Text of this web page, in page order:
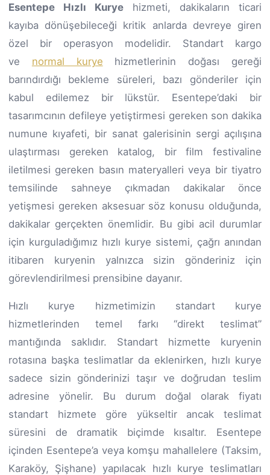
Esentepe Hızlı Kurye hizmeti, dakikaların ticari
kayıba dönüşebileceği kritik anlarda devreye giren
özel bir operasyon modelidir. Standart kargo
ve normal kurye hizmetlerinin doğası gereği
barındırdığı bekleme süreleri, bazı gönderiler için
kabul edilemez bir lükstür. Esentepe’daki bir
tasarımcının defileye yetiştirmesi gereken son dakika
numune kıyafeti, bir sanat galerisinin sergi açılışına
ulaştırması gereken katalog, bir film festivaline
iletilmesi gereken basın materyalleri veya bir tiyatro
temsilinde sahneye çıkmadan dakikalar önce
yetişmesi gereken aksesuar söz konusu olduğunda,
dakikalar gerçekten önemlidir. Bu gibi acil durumlar
için kurguladığımız hızlı kurye sistemi, çağrı anından
itibaren kuryenin yalnızca sizin gönderiniz için
görevlendirilmesi prensibine dayanır.
Hızlı kurye hizmetimizin standart kurye
hizmetlerinden temel farkı “direkt teslimat”
mantığında saklıdır. Standart hizmette kuryenin
rotasına başka teslimatlar da eklenirken, hızlı kurye
sadece sizin gönderinizi taşır ve doğrudan teslim
adresine yönelir. Bu durum doğal olarak fiyatı
standart hizmete göre yükseltir ancak teslimat
süresini de dramatik biçimde kısaltır. Esentepe
içinden Esentepe’a veya komşu mahallelere (Taksim,
Karaköy, Şişhane) yapılacak hızlı kurye teslimatları